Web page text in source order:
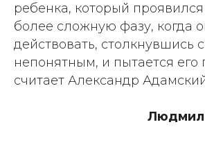
ребенка, который проявился
более сложную фазу, когда
действовать, столкнувшись
непонятным, и пытается его
считает Александр